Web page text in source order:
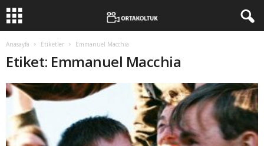
Anasayfa Etiketler Emmanuel Macchia
Etiket: Emmanuel Macchia